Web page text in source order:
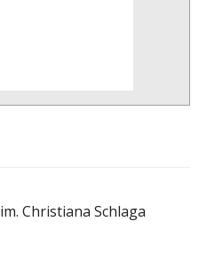
Christiana Schlaga